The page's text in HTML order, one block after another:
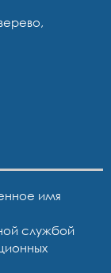
имя
службой